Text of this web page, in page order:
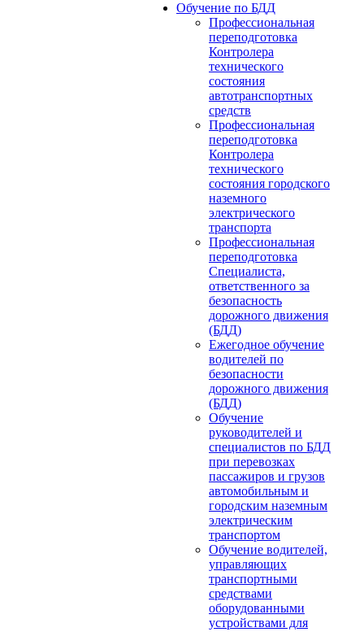
Обучение по БДД
Профессиональная
переподготовка
Контролера
технического
состояния
автотранспортных
средств
Профессиональная
переподготовка
Контролера
технического
состояния городского
наземного
электрического
транспорта
Профессиональная
переподготовка
Специалиста,
ответственного за
безопасность
дорожного движения
(БДД)
Ежегодное обучение
водителей по
безопасности
дорожного движения
(БДД)
Обучение
руководителей и
специалистов по БДД
при перевозках
пассажиров и грузов
автомобильным и
городским наземным
электрическим
транспортом
Обучение водителей,
управляющих
транспортными
средствами
оборудованными
устройствами для